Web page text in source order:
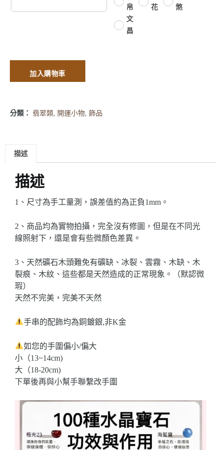
帛
花
煞
文
昌
加入購物車
分類： 翡翠類, 開運小物, 飾品
描述
描述
1、尺寸為手工量測，誤差值約為正負1mm。
2、商品均為實物拍攝，完全沒有修圖，但是在不同光
線照射下，還是會有些微顏色差異。
3、天然礦石木頭難免有礦缺、冰裂、雲霧、木缺、木
裂痕、木紋、這些都是天然造成的正常現象。（默認微
瑕）
天然不完美，完美不天然
手串的配飾均為銅鍍銀,非K金
如您的手圍偏小/偏大
小（13~14cm)
大（18-20cm)
下單後再與小幫手聯繫改手圍